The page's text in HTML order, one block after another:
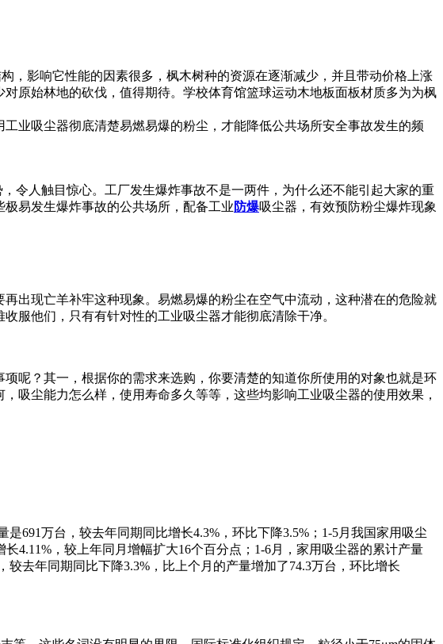
，影响它性能的因素很多，枫木树种的资源在逐渐减少，并且带动价格上涨
原始林地的砍伐，值得期待。学校体育馆篮球运动木地板面板材质多为为枫
业吸尘器彻底清楚易燃易爆的粉尘，才能降低公共场所安全事故发生的频
令人触目惊心。工厂发生爆炸事故不是一两件，为什么还不能引起大家的重
易发生爆炸事故的公共场所，配备工业 防爆吸尘器，有效预防粉尘爆炸现象
出现亡羊补牢这种现象。易燃易爆的粉尘在空气中流动，这种潜在的危险就
收服他们，只有有针对性的工业吸尘器才能彻底清除干净。
呢？其一，根据你的需求来选购，你要清楚的知道你所使用的对象也就是环
吸尘能力怎么样，使用寿命多久等等，这些均影响工业吸尘器的使用效果，
691万台，较去年同期同比增长4.3%，环比下降3.5%；1-5月我国家用吸尘
4.11%，较上年同月增幅扩大16个百分点；1-6月，家用吸尘器的累计产量
较去年同期同比下降3.3%，比上个月的产量增加了74.3万台，环比增长